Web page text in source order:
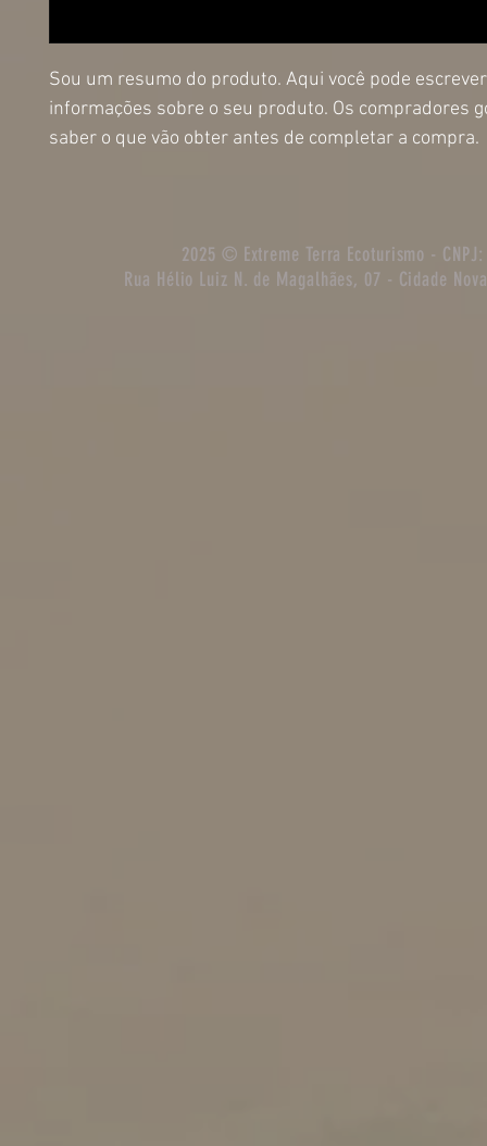
Sou um resumo do produto. Aqui você pode
informações sobre o seu produto. Os compradores
saber o que vão obter antes de completar a compra.
2025 © Extreme Terra Ecoturismo -
Rua Hélio Luiz N. de Magalhães, 07 - Cidade